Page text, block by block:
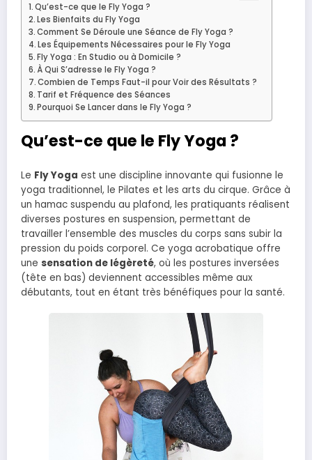
Qu’est-ce que le Fly Yoga ?
Les Bienfaits du Fly Yoga
Comment Se Déroule une Séance de Fly Yoga ?
Les Équipements Nécessaires pour le Fly Yoga
Fly Yoga : En Studio ou à Domicile ?
À Qui S’adresse le Fly Yoga ?
Combien de Temps Faut-il pour Voir des Résultats ?
Tarif et Fréquence des Séances
Pourquoi Se Lancer dans le Fly Yoga ?
Qu’est-ce que le Fly Yoga ?
Le Fly Yoga est une discipline innovante qui fusionne le
yoga traditionnel, le Pilates et les arts du cirque. Grâce à
un hamac suspendu au plafond, les pratiquants réalisent
diverses postures en suspension, permettant de
travailler l’ensemble des muscles du corps sans subir la
pression du poids corporel. Ce yoga acrobatique offre
une sensation de légèreté, où les postures inversées
(tête en bas) deviennent accessibles même aux
débutants, tout en étant très bénéfiques pour la santé.